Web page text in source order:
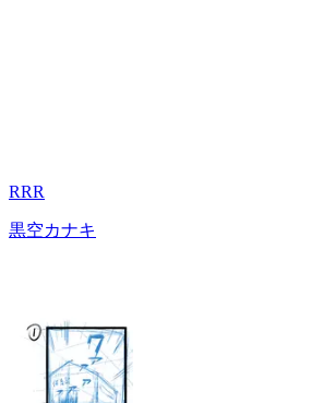
RRR
黒空カナキ